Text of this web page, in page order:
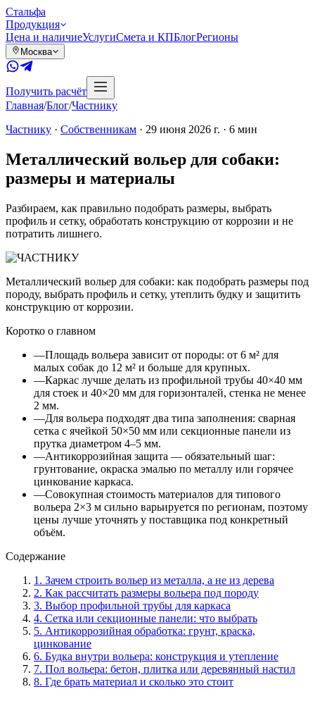
Стальфа
Продукция
Цена и наличиеУслугиСмета и КПБлогРегионы
Москва
Получить расчёт
Главная/Блог/Частнику
Частнику · Собственникам · 29 июня 2026 г. · 6 мин
Металлический вольер для собаки:
размеры и материалы
Разбираем, как правильно подобрать размеры, выбрать
профиль и сетку, обработать конструкцию от коррозии и не
потратить лишнего.
Металлический вольер для собаки: как подобрать размеры под
породу, выбрать профиль и сетку, утеплить будку и защитить
конструкцию от коррозии.
Коротко о главном
—Площадь вольера зависит от породы: от 6 м² для
малых собак до 12 м² и больше для крупных.
—Каркас лучше делать из профильной трубы 40×40 мм
для стоек и 40×20 мм для горизонталей, стенка не менее
2 мм.
—Для вольера подходят два типа заполнения: сварная
сетка с ячейкой 50×50 мм или секционные панели из
прутка диаметром 4–5 мм.
—Антикоррозийная защита — обязательный шаг:
грунтование, окраска эмалью по металлу или горячее
цинкование каркаса.
—Совокупная стоимость материалов для типового
вольера 2×3 м сильно варьируется по регионам, поэтому
цены лучше уточнять у поставщика под конкретный
объём.
Содержание
1 . Зачем строить вольер из металла, а не из дерева
2. Как рассчитать размеры вольера под породу
3. Выбор профильной трубы для каркаса
4. Сетка или секционные панели: что выбрать
5. Антикоррозийная обработка: грунт, краска,
цинкование
6. Будка внутри вольера: конструкция и утепление
7. Пол вольера: бетон, плитка или деревянный настил
8. Где брать материал и сколько это стоит